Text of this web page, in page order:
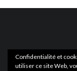
Confidentialité et
utiliser ce site Web,